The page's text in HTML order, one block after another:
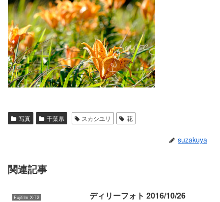
写真 千葉県 スカシユリ 花
suzakuya
関連記事
Fujifilm X-T2 ディリーフォト 2016/10/26